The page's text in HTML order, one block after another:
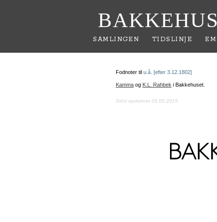
SAMLINGEN TIDSLINJE
Fodnoter til u.å. [efter 3.12.1802]
Kamma og K.L. Rahbek i Bakkehuset.
Sidst opdateret 05.05.2015